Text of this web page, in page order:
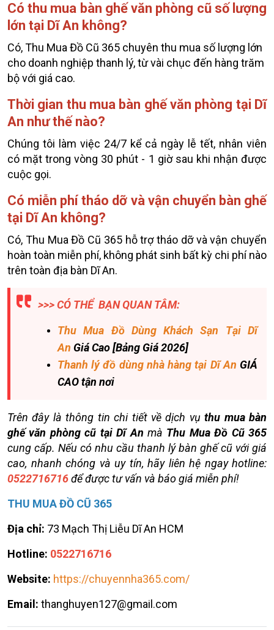
Có thu mua bàn ghế văn phòng cũ số lượng
lớn tại Dĩ An không?
Có, Thu Mua Đồ Cũ 365 chuyên thu mua số lượng lớn
cho doanh nghiệp thanh lý, từ vài chục đến hàng trăm
bộ với giá cao.
Thời gian thu mua bàn ghế văn phòng tại Dĩ
An như thế nào?
Chúng tôi làm việc 24/7 kể cả ngày lễ tết, nhân viên
có mặt trong vòng 30 phút - 1 giờ sau khi nhận được
cuộc gọi.
Có miễn phí tháo dỡ và vận chuyển bàn ghế
tại Dĩ An không?
Có, Thu Mua Đồ Cũ 365 hỗ trợ tháo dỡ và vận chuyển
hoàn toàn miễn phí, không phát sinh bất kỳ chi phí nào
trên toàn địa bàn Dĩ An.
>>> CÓ THỂ BẠN QUAN TÂM:
Thu Mua Đồ Dùng Khách Sạn Tại Dĩ
An Giá Cao [Bảng Giá 2026]
Thanh lý đồ dùng nhà hàng tại Dĩ An GIÁ
CAO tận nơi
Trên đây là thông tin chi tiết về dịch vụ thu mua bàn
ghế văn phòng cũ tại Dĩ An mà Thu Mua Đồ Cũ 365
cung cấp. Nếu có nhu cầu thanh lý bàn ghế cũ với giá
cao, nhanh chóng và uy tín, hãy liên hệ ngay hotline:
0522716716để được tư vấn và báo giá miễn phí!
THU MUA ĐỒ CŨ 365
Địa chỉ: 73 Mạch Thị Liễu Dĩ An HCM
Hotline: 0522716716
Website: https://chuyennha365.com/
Email: thanghuyen127@gmail.com